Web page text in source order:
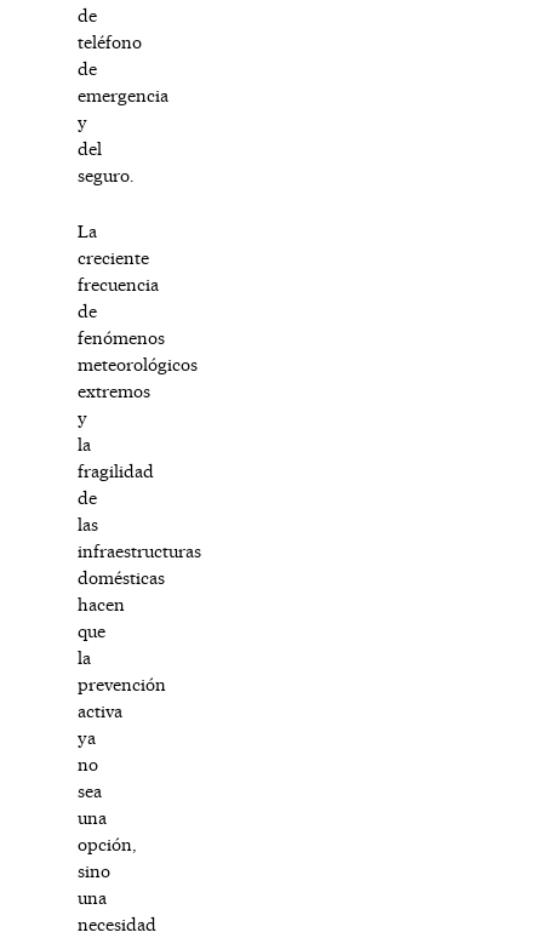
de
teléfono
de
emergencia
y
del
seguro.
La
creciente
frecuencia
de
fenómenos
meteorológicos
extremos
y
la
fragilidad
de
las
infraestructuras
domésticas
hacen
que
la
prevención
activa
ya
no
sea
una
opción,
sino
una
necesidad